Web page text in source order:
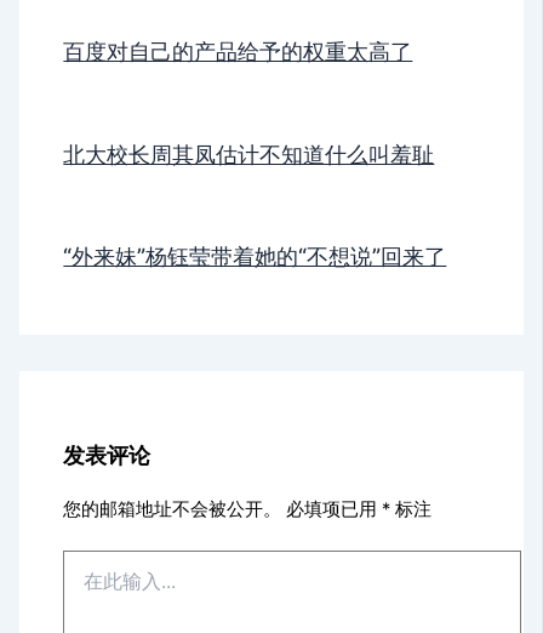
百度对自己的产品给予的权重太高了
北大校长周其凤估计不知道什么叫羞耻
“外来妹”杨钰莹带着她的“不想说”回来了
发表评论
您的邮箱地址不会被公开。 必填项已用 * 标注